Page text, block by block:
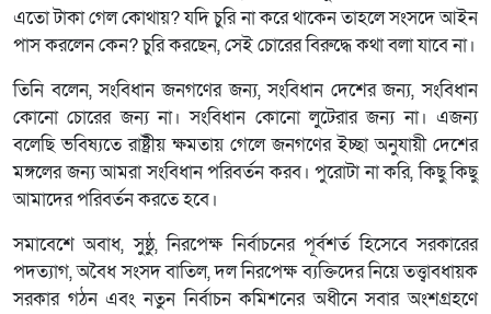
এতো টাকা গেল কোথায়? যদি চুরি না করে থাকেন তাহলে সংসদে আইন
পাস করলেন কেন? চুরি করছেন, সেই চোরের বিরুদ্ধে কথা বলা যাবে না।
তিনি বলেন, সংবিধান জনগণের জন্য, সংবিধান দেশের জন্য, সংবিধান
কোনো চোরের জন্য না। সংবিধান কোনো লুটেরার জন্য না। এজন্য
বলেছি ভবিষ্যতে রাষ্ট্রীয় ক্ষমতায় গেলে জনগণের ইচ্ছা অনুযায়ী দেশের
মঙ্গলের জন্য আমরা সংবিধান পরিবর্তন করব। পুরোটা না করি, কিছু কিছু
আমাদের পরিবর্তন করতে হবে।
সমাবেশে অবাধ, সুষ্ঠু, নিরপেক্ষ নির্বাচনের পূর্বশর্ত হিসেবে সরকারের
পদত্যাগ, অবৈধ সংসদ বাতিল, দল নিরপেক্ষ ব্যক্তিদের নিয়ে তত্ত্বাবধায়ক
সরকার গঠন এবং নতুন নির্বাচন কমিশনের অধীনে সবার অংশগ্রহণে